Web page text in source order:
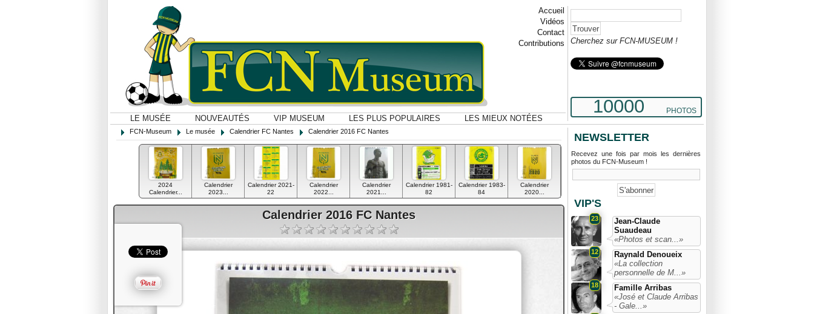
Accueil
Vidéos
Contact
Contributions
LE MUSÉE NOUVEAUTÉS VIP MUSEUM LES PLUS POPULAIRES LES MIEUX NOTÉES
Cherchez sur FCN-MUSEUM !
10000 PHOTOS
FCN-Museum Le musée Calendrier FC Nantes Calendrier 2016 FC Nantes
2024
Calendrier...
Calendrier
2023...
Calendrier 2021-
22
Calendrier
2022...
Calendrier
2021...
Calendrier 1981-
82
Calendrier 1983-
84
Calendrier
2020...
Calendrier 2016 FC Nantes
NEWSLETTER
Recevez une fois par mois les dernières
photos du FCN-Museum !
VIP'S
23
Jean-Claude
Suaudeau
«Photos et scan...»
12
Raynald Denoueix
«La collection
personnelle de M...»
18
Famille Arribas
«José et Claude Arribas
- Gale...»